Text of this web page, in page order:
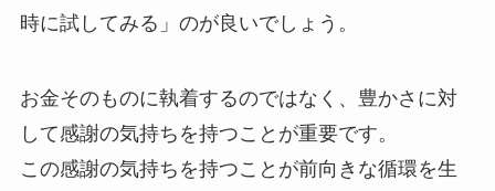
時に試してみる」のが良いでしょう。
お金そのものに執着するのではなく、豊かさに対
して感謝の気持ちを持つことが重要です。
この感謝の気持ちを持つことが前向きな循環を生